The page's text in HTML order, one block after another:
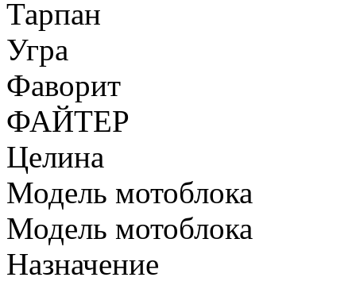
Тарпан
Угра
Фаворит
ФАЙТЕР
Целина
Модель мотоблока
Модель мотоблока
Назначение